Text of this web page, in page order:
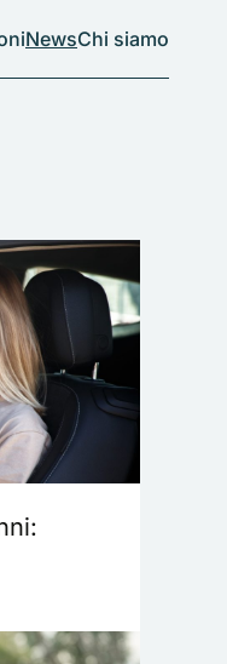
NewsChi siamo